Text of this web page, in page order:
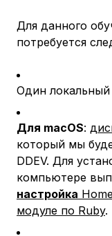
Для данного
потребуется
Один
Для macOS:
который мы
DDEV. Для
компьютере
настройка
модуле по Ruby.